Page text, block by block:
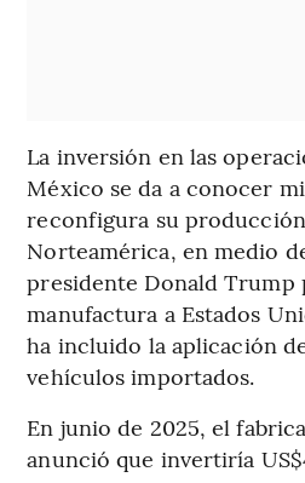
La inversión en las
México se da a conocer
reconfigura su
Norteamérica, en medio
presidente Donald Trump
manufactura a Estados
ha incluido la aplicación
vehículos importados.
En junio de 2025, el
anunció que invertiría